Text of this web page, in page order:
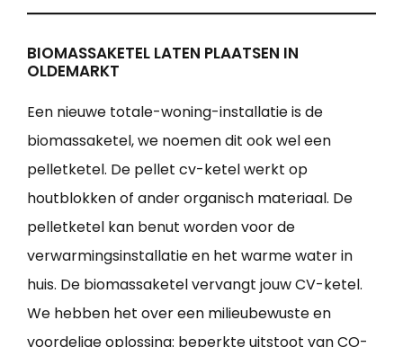
BIOMASSAKETEL LATEN PLAATSEN IN
OLDEMARKT
Een nieuwe totale-woning-installatie is de
biomassaketel, we noemen dit ook wel een
pelletketel. De pellet cv-ketel werkt op
houtblokken of ander organisch materiaal. De
pelletketel kan benut worden voor de
verwarmingsinstallatie en het warme water in
huis. De biomassaketel vervangt jouw CV-ketel.
We hebben het over een milieubewuste en
voordelige oplossing: beperkte uitstoot van CO-